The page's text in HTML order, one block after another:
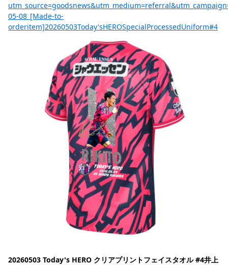
05-08_[Made-to-
orderitem]20260503Today'sHEROSpecialProcessedUniform#4
20260503 Today's HERO クリアプリントフェイスタオル #4井上